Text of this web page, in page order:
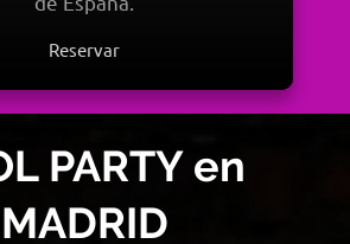
Reservar
PARTY en
MADRID